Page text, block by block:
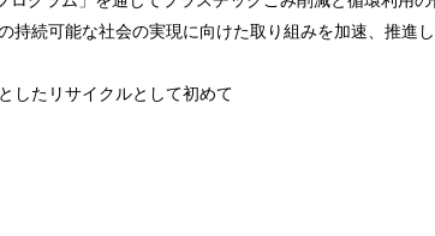
持続可能な社会の実現に向けた取り組みを加速、推進し
したリサイクルとして初めて